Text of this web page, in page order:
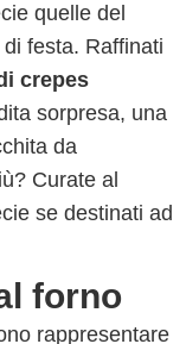
quelle del
festa. Raffinati
crepes
sorpresa, una
da
Curate al
se destinati ad
forno
rappresentare